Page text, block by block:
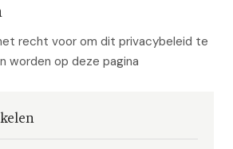
recht voor om dit privacybeleid te
worden op deze pagina